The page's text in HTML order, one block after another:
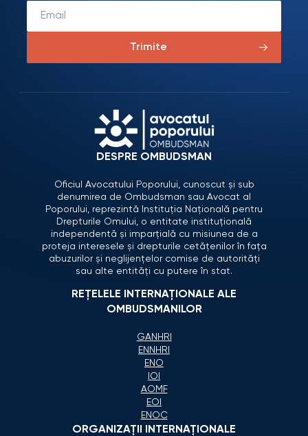
Trimite
DESPRE OMBUDSMAN
Oficiul Avocatului Poporului, cunoscut și sub
denumirea de Ombudsman sau Avocat al
Poporului, reprezintă Instituția Națională pentru
Drepturile Omului, o entitate instituțională
independentă și imparțială cu misiunea de a
proteja interesele și drepturile cetățenilor în fața
abuzurilor și neglijențelor comise de autorități
sau alte entități cu putere în stat.
REȚELELE INTERNAȚIONALE ALE
OMBUDSMANILOR
GANHRI
ENNHRI
ENO
IOI
AOMF
EOI
ENOC
ORGANIZAŢII INTERNAŢIONALE